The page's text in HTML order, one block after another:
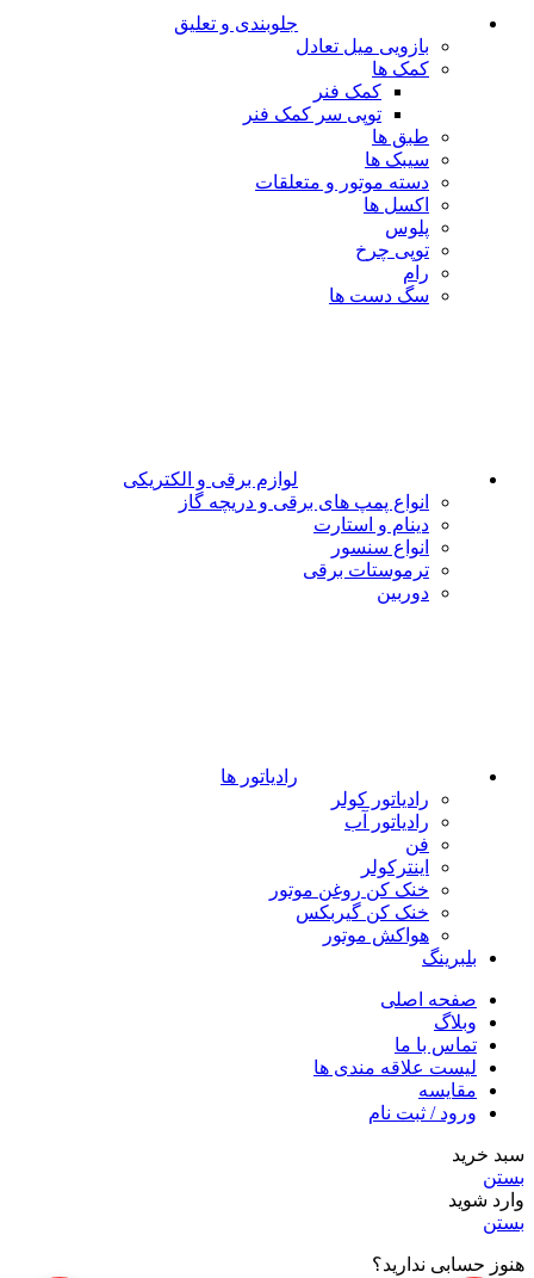
جلوبندی و تعلیق
بازویی میل تعادل
کمک ها
کمک فنر
توپی سر کمک فنر
طبق ها
سیبک ها
دسته موتور و متعلقات
اکسل ها
پلوس
توپی چرخ
رام
سگ دست ها
لوازم برقی و الکتریکی
انواع پمپ های برقی و دریچه گاز
دینام و استارت
انواع سنسور
ترموستات برقی
دوربین
رادیاتور ها
رادیاتور کولر
رادیاتور آب
فن
اینترکولر
خنک کن روغن موتور
خنک کن گیربکس
هواکش موتور
بلبرینگ
صفحه اصلی
وبلاگ
تماس با ما
لیست علاقه مندی ها
مقایسه
ورود / ثبت نام
سبد خرید
بستن
وارد شوید
بستن
هنوز حسابی ندارید؟